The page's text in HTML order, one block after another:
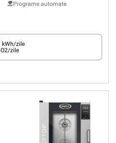
Programe automate
kWh/zile
zile